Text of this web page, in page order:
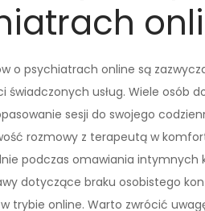
o psychiatrach online są
świadczonych usług. Wiele osób
sesji do swojego
rozmowy z terapeutą w
podczas omawiania
dotyczące braku osobistego
trybie online. Warto zwrócić